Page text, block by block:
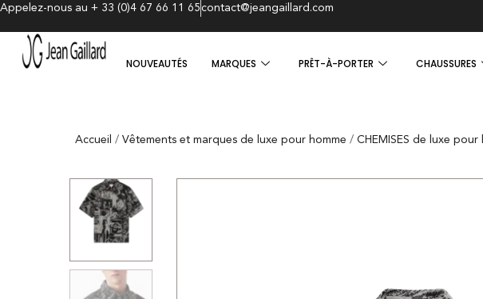
Appelez-nous au + 33 (0)4 67 66 11 65contact@jeangaillard.com
NOUVEAUTÉS MARQUES PRÊT-À-PORTER CHAUSSURES
Accueil /Vêtements et marques de luxe pour homme /CHEMISES de luxe pour